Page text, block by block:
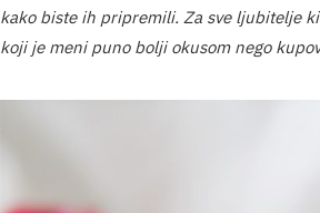
kako biste ih pripremili. Za sve ljubitelje
koji je meni puno bolji okusom nego